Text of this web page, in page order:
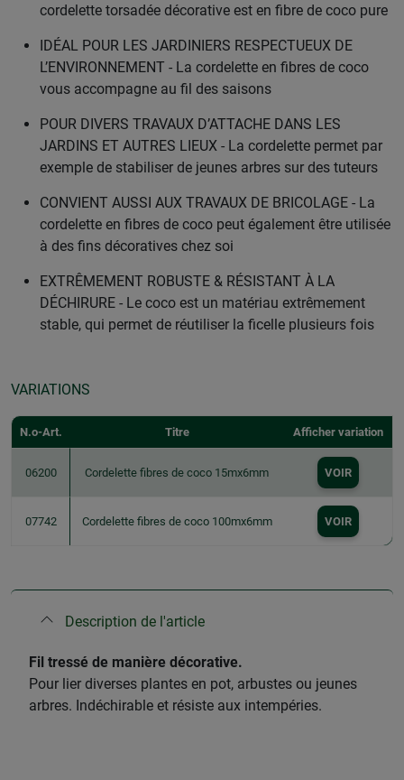
cordelette torsadée décorative est en fibre de coco pure
IDÉAL POUR LES JARDINIERS RESPECTUEUX DE
L’ENVIRONNEMENT - La cordelette en fibres de coco
vous accompagne au fil des saisons
POUR DIVERS TRAVAUX D’ATTACHE DANS LES
JARDINS ET AUTRES LIEUX - La cordelette permet par
exemple de stabiliser de jeunes arbres sur des tuteurs
CONVIENT AUSSI AUX TRAVAUX DE BRICOLAGE - La
cordelette en fibres de coco peut également être utilisée
à des fins décoratives chez soi
EXTRÊMEMENT ROBUSTE & RÉSISTANT À LA
DÉCHIRURE - Le coco est un matériau extrêmement
stable, qui permet de réutiliser la ficelle plusieurs fois
VARIATIONS
N.o-Art. Titre Afficher variation
06200 Cordelette fibres de coco 15mx6mm VOIR
07742 Cordelette fibres de coco 100mx6mm VOIR
Description de l'article
​Fil tressé de manière décorative.
Pour lier diverses plantes en pot, arbustes ou jeunes
arbres. Indéchirable et résiste aux intempéries.